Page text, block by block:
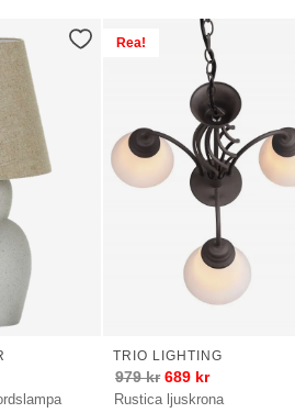
Rea!
Rustica ljuskrona
TRIO LIGHTING
979kr 689 kr